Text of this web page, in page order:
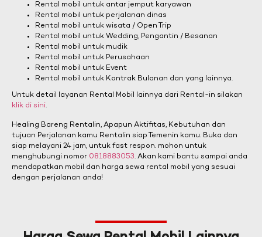
Rental mobil untuk antar jemput karyawan
Rental mobil untuk perjalanan dinas
Rental mobil untuk wisata / Open Trip
Rental mobil untuk Wedding, Pengantin / Besanan
Rental mobil untuk mudik
Rental mobil untuk Perusahaan
Rental mobil untuk Event
Rental mobil untuk Kontrak Bulanan dan yang lainnya.
Untuk detail layanan Rental Mobil lainnya dari Rental-in silakan
klik di sini.
Healing Bareng Rentalin, Apapun Aktifitas, Kebutuhan dan
tujuan Perjalanan kamu Rentalin siap Temenin kamu. Buka dan
siap melayani 24 jam, untuk fast respon. mohon untuk
menghubungi nomor 0818883053. Akan kami bantu sampai anda
mendapatkan mobil dan harga sewa rental mobil yang sesuai
dengan perjalanan anda!